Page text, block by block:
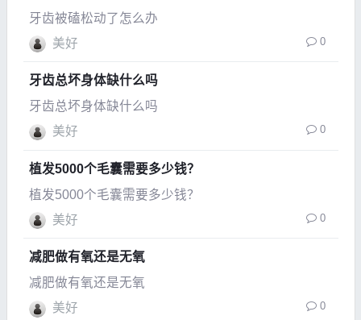
牙齿被磕松动了怎么办
美好
0
牙齿总坏身体缺什么吗
牙齿总坏身体缺什么吗
美好
0
植发5000个毛囊需要多少钱？
植发5000个毛囊需要多少钱？
美好
0
减肥做有氧还是无氧
减肥做有氧还是无氧
美好
0